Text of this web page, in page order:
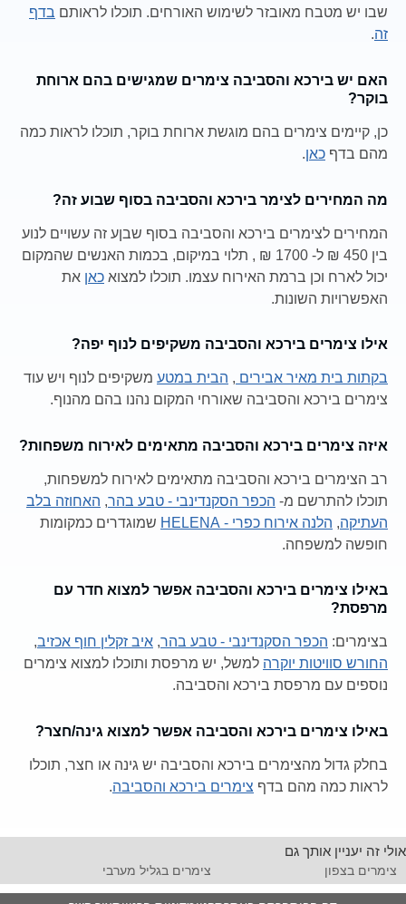
שבו יש מטבח מאובזר לשימוש האורחים. תוכלו לראותם בדף
זה.
האם יש בירכא והסביבה צימרים שמגישים בהם ארוחת
בוקר?
כן, קיימים צימרים בהם מוגשת ארוחת בוקר, תוכלו לראות כמה
מהם בדף כאן.
מה המחירים לצימר בירכא והסביבה בסוף שבוע זה?
המחירים לצימרים בירכא והסביבה בסוף שבןע זה עשויים לנוע
בין 450 ₪ ל- 1700 ₪ , תלוי במיקום, בכמות האנשים שהמקום
יכול לארח וכן ברמת האירוח עצמו. תוכלו למצוא כאן את
האפשרויות השונות.
אילו צימרים בירכא והסביבה משקיפים לנוף יפה?
בקתות בית מאיר אבירים , הבית במטע משקיפים לנוף ויש עוד
צימרים בירכא והסביבה שאורחי המקום נהנו בהם מהנוף.
איזה צימרים בירכא והסביבה מתאימים לאירוח משפחות?
רב הצימרים בירכא והסביבה מתאימים לאירוח למשפחות,
תוכלו להתרשם מ- הכפר הסקנדינבי - טבע בהר, האחוזה בלב
העתיקה, הלנה אירוח כפרי - HELENA
שמוגדרים כמקומות
חופשה למשפחה.
באילו צימרים בירכא והסביבה אפשר למצוא חדר עם
מרפסת?
בצימרים: הכפר הסקנדינבי - טבע בהר, איב זקלין חוף אכזיב,
החורש סוויטות יוקרה למשל, יש מרפסת ותוכלו למצוא צימרים
נוספים עם מרפסת בירכא והסביבה.
באילו צימרים בירכא והסביבה אפשר למצוא גינה/חצר?
בחלק גדול מהצימרים בירכא והסביבה יש גינה או חצר, תוכלו
לראות כמה מהם בדף צימרים בירכא והסביבה.
אולי זה יעניין אותך גם
צימרים בצפון צימרים בגליל מערבי